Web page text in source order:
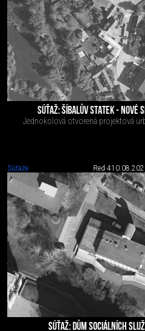
SÚŤAŽ: ŠÍBALŮV STATEK - NOVÉ
Jednokolová otvorená projektová
Súťaže Red 4
SÚŤAŽ: DŮM SOCIÁLNÍCH